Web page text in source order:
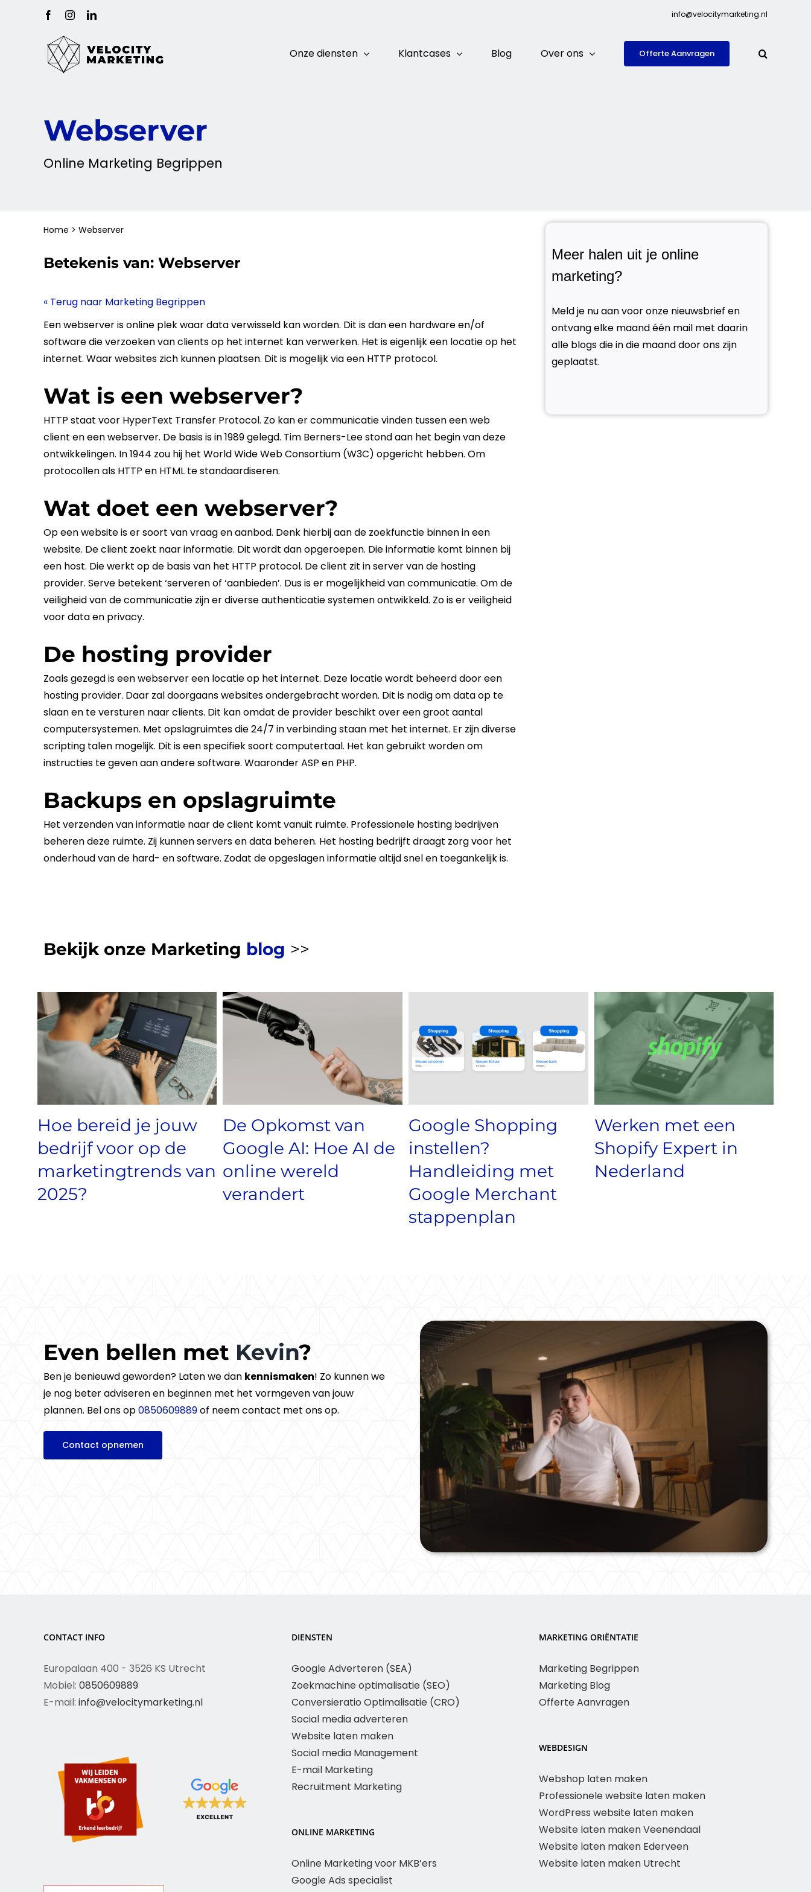
FacebookInstagramLinkedIn info@velocitymarketing.nl
Onze diensten Klantcases Blog Over ons Offerte Aanvragen
Webserver
Online Marketing Begrippen
Home > Webserver
Betekenis van: Webserver
« Terug naar Marketing Begrippen
Eenwebserveris online plek waar data verwisseld kan worden. Dit is dan een hardware en/of
software die verzoeken van clients op het internet kan verwerken. Het is eigenlijk een locatie op het
internet. Waar websites zich kunnen plaatsen. Dit is mogelijk via een HTTP protocol.
Wat is een webserver?
HTTP staat voor HyperText Transfer Protocol. Zo kan er communicatie vinden tussen een web
client en eenwebserver. De basis is in 1989 gelegd. Tim Berners-Lee stond aan het begin van deze
ontwikkelingen. In 1944 zou hij het World Wide Web Consortium (W3C) opgericht hebben. Om
protocollen als HTTP en HTMLte standaardiseren.
Wat doet een webserver?
Op eenwebsiteis er soort van vraag en aanbod. Denk hierbij aan de zoekfunctie binnen in een
website. De client zoekt naar informatie. Dit wordt dan opgeroepen. Die informatie komt binnen bij
een host. Die werkt op de basis van het HTTP protocol. De client zit in server van de hosting
provider. Serve betekent ‘serveren of ‘aanbieden’. Dus is er mogelijkheid van communicatie. Om de
veiligheid van de communicatie zijn er diverse authenticatie systemen ontwikkeld. Zo is er veiligheid
voor data en privacy.
De hosting provider
Zoals gezegd is eenwebservereen locatie op het internet. Deze locatie wordt beheerd door een
hostingprovider. Daar zal doorgaans websites ondergebracht worden. Dit is nodig om data op te
slaan en te versturen naar clients. Dit kan omdat de provider beschikt over een groot aantal
computersystemen. Met opslagruimtes die 24/7 in verbinding staan met het internet. Er zijn diverse
scripting talen mogelijk. Dit is een specifiek soort computertaal. Het kan gebruikt worden om
instructies te geven aan andere software. Waaronder ASP en PHP.
Backups en opslagruimte
Het verzenden van informatie naar de client komt vanuit ruimte. Professionele hostingbedrijven
beheren deze ruimte. Zij kunnen servers en data beheren. Het hostingbedrijft draagt zorg voor het
onderhoud van de hard- en software. Zodat de opgeslagen informatie altijd snel en toegankelijk is.
Meer halen uit je online
marketing?
Meld je nu aan voor onze nieuwsbrief en
ontvang elke maand één mail met daarin
alle blogs die in die maand door ons zijn
geplaatst.
Bekijk onze Marketing blog >>
Hoe bereid je jouw
bedrijf voor op de
marketingtrends van
2025?
De Opkomst van
Google AI: Hoe AI de
online wereld
verandert
Google Shopping
instellen?
Handleiding met
Google Merchant
stappenplan
Werken met een
Shopify Expert in
Nederland
Even bellen met Kevin?
Ben je benieuwd geworden? Laten we dan kennismaken! Zo kunnen we
je nog beter adviseren en beginnen met het vormgeven van jouw
plannen. Bel ons op0850609889of neem contact met ons op.
Contact opnemen
CONTACT INFO
Europalaan 400 - 3526 KS Utrecht
Mobiel: 0850609889
E-mail: info@velocitymarketing.nl
DIENSTEN
Google Adverteren (SEA)
Zoekmachine optimalisatie (SEO)
Conversieratio Optimalisatie (CRO)
Social media adverteren
Website laten maken
Social media Management
E-mail Marketing
Recruitment Marketing
ONLINE MARKETING
Online Marketing voor MKB’ers
Google Ads specialist
MARKETING ORIËNTATIE
Marketing Begrippen
Marketing Blog
Offerte Aanvragen
WEBDESIGN
Webshop laten maken
Professionele website laten maken
WordPress website laten maken
Website laten maken Veenendaal
Website laten maken Ederveen
Website laten maken Utrecht